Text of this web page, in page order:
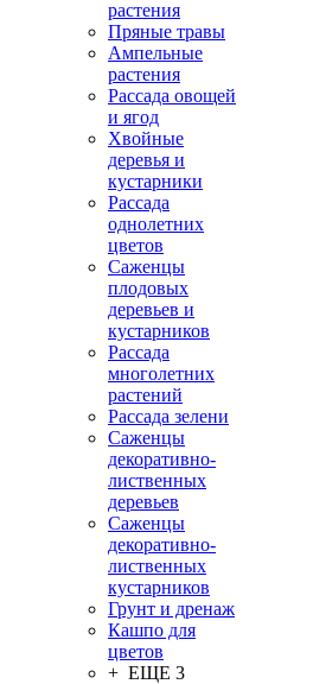
растения
Пряные травы
Ампельные
растения
Рассада овощей
и ягод
Хвойные
деревья и
кустарники
Рассада
однолетних
цветов
Саженцы
плодовых
деревьев и
кустарников
Рассада
многолетних
растений
Рассада зелени
Саженцы
декоративно-
лиственных
деревьев
Саженцы
декоративно-
лиственных
кустарников
Грунт и дренаж
Кашпо для
цветов
+ ЕЩЕ 3